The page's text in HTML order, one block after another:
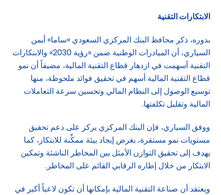
الابتكارات التقنية
بدوره، ذكر محافظ البنك المركزي السعودي «ساما» أيمن
السياري، أن المبادرات الوطنية ضمن «رؤية 2030» والابتكارات
التقنية أسهمت في ازدهار قطاع التقنية المالية، مضيفاً أن نمو
قطاع التقنية المالية أسهم في تحقيق فوائد ملحوظة، منها
توسيع الوصول إلى النظام المالي وتحسين سرعة التعاملات
المالية وتقليل تكلفتها.
ووفق السياري، فإن البنك المركزي يركز على دعم تحقيق
مستويات نمو مستقرة، بغرض إيجاد بيئة ممكِّنة للابتكار، كما
يهدف إلى تحقيق التوازن الأمثل بين المخاطر الناشئة وتمكين
الابتكار من خلال إطاره الرقابي القائم على المخاطر.
ويعتقد أن صناعة التقنية المالية بإمكانها أن تكون لاعباً أكبر في